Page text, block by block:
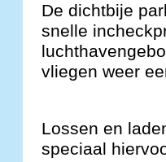
De dichtbije
snelle
vliegen weer
Lossen en
speciaal